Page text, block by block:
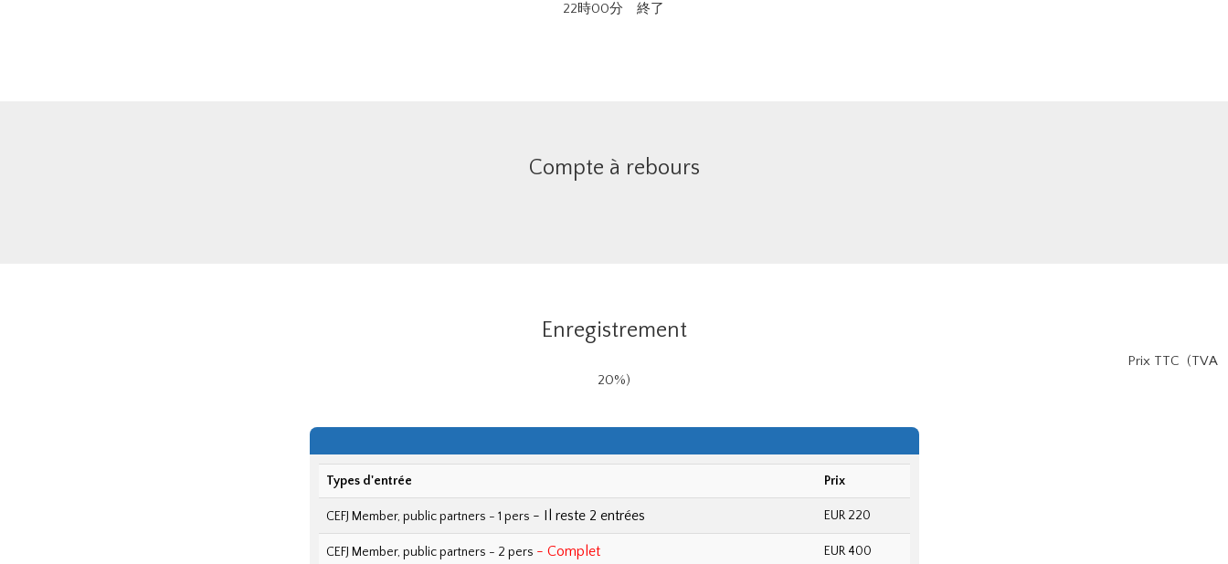
22時00分 終了
Compte à rebours
Enregistrement
Prix TTC (TVA
20%)
Types d'entrée Prix
CEFJ Member, public partners - 1 pers - Il reste 2 entrées EUR 220
CEFJ Member, public partners - 2 pers - Complet EUR 400